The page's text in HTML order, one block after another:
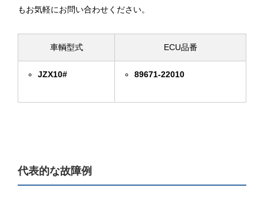
もお気軽にお問い合わせください。
車輌型式 ECU品番
JZX10# 89671-22010
代表的な故障例